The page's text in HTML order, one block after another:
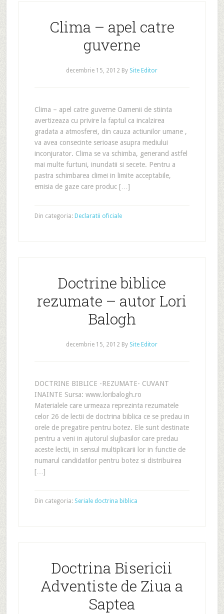
Clima – apel catre
guverne
decembrie 15, 2012 By Site Editor
Clima – apel catre guverne Oamenii de stiinta
avertizeaza cu privire la faptul ca incalzirea
gradata a atmosferei, din cauza actiunilor umane ,
va avea consecinte serioase asupra mediului
inconjurator. Clima se va schimba, generand astfel
mai multe furtuni, inundatii si secete. Pentru a
pastra schimbarea climei in limite acceptabile,
emisia de gaze care produc […]
Din categoria: Declaratii oficiale
Doctrine biblice
rezumate – autor Lori
Balogh
decembrie 15, 2012 By Site Editor
DOCTRINE BIBLICE -REZUMATE- CUVANT
INAINTE Sursa: www.loribalogh.ro
Materialele care urmeaza reprezinta rezumatele
celor 26 de lectii de doctrina biblica ce se predau in
orele de pregatire pentru botez. Ele sunt destinate
pentru a veni in ajutorul slujbasilor care predau
aceste lectii, in sensul multiplicarii lor in functie de
numarul candidatilor pentru botez si distribuirea
[…]
Din categoria: Seriale doctrina biblica
Doctrina Bisericii
Adventiste de Ziua a
Saptea